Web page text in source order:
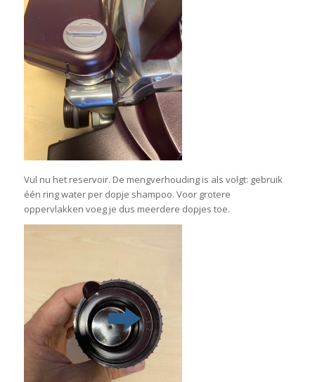
Vul nu het reservoir. De mengverhouding is als volgt: gebruik
één ring water per dopje shampoo. Voor grotere
oppervlakken voeg je dus meerdere dopjes toe.